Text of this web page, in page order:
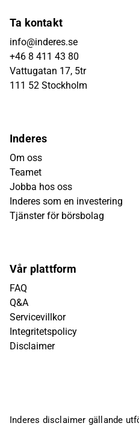
Ta kontakt
info@inderes.se
+46 8 411 43 80
Vattugatan 17, 5tr
111 52 Stockholm
Inderes
Om oss
Teamet
Jobba hos oss
Inderes som en investering
Tjänster för börsbolag
Vår plattform
FAQ
Q&A
Servicevillkor
Integritetspolicy
Disclaimer
Inderes disclaimer gällande